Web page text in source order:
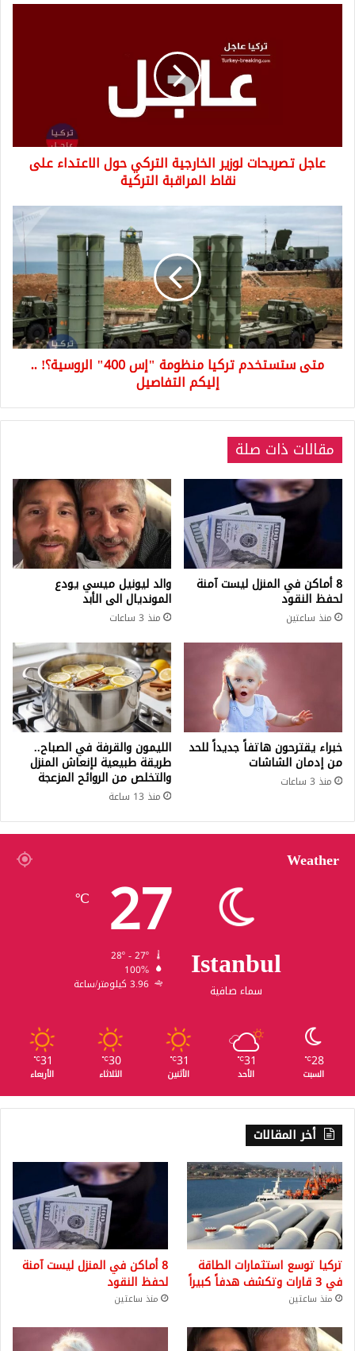
نقاط
المراقبة
عاجل تصريحات لوزير الخارجية التركي حول الاعتداء على
نقاط المراقبة التركية
متى
ستستخدم
تركيا
منظومة
"إس
400"
الروسية؟!
..
إليكم
التفاصيل
متى ستستخدم تركيا منظومة "إس 400" الروسية؟! ..
إليكم التفاصيل
مقالات ذات صلة
8 أماكن في المنزل ليست آمنة
لحفظ النقود
منذ ساعتين
والد ليونيل ميسي يودع
المونديال الى الأبد
منذ 3 ساعات
خبراء يقترحون هاتفاً جديداً للحد
من إدمان الشاشات
منذ 3 ساعات
الليمون والقرفة في الصباح..
طريقة طبيعية لإنعاش المنزل
والتخلص من الروائح المزعجة
منذ 13 ساعة
Weather
Istanbul
سماء صافية
27
℃
100%
3.96 كيلومتر/ساعة
28
℃
السبت
31
℃
الأحد
31
℃
الأثنين
30
℃
الثلاثاء
31
℃
الأربعاء
أخر المقالات
تركيا توسع استثمارات الطاقة
في 3 قارات وتكشف هدفاً كبيراً
منذ ساعتين
8 أماكن في المنزل ليست آمنة
لحفظ النقود
منذ ساعتين